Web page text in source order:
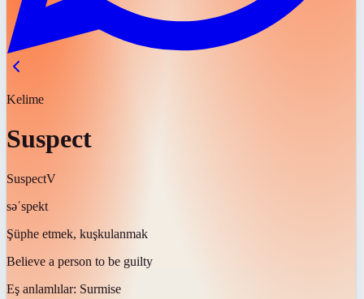
Kelime
Suspect
SuspectV
səˈspekt
Şüphe etmek, kuşkulanmak
Believe a person to be guilty
Eş anlamlılar: Surmise